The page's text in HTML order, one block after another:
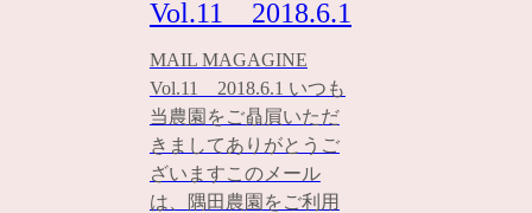
Vol.11 2018.6.1
MAIL MAGAGINE
Vol.11 2018.6.1 いつも
当農園をご贔屓いただ
きましてありがとうご
ざいますこのメール
は、隅田農園をご利用